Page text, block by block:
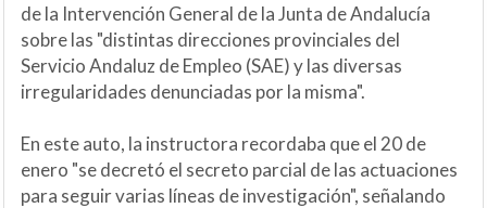
de la Intervención General de la Junta de Andalucía
sobre las "distintas direcciones provinciales del
Servicio Andaluz de Empleo (SAE) y las diversas
irregularidades denunciadas por la misma".
En este auto, la instructora recordaba que el 20 de
enero "se decretó el secreto parcial de las actuaciones
para seguir varias líneas de investigación", señalando